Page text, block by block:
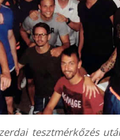
tesztmérkőzés